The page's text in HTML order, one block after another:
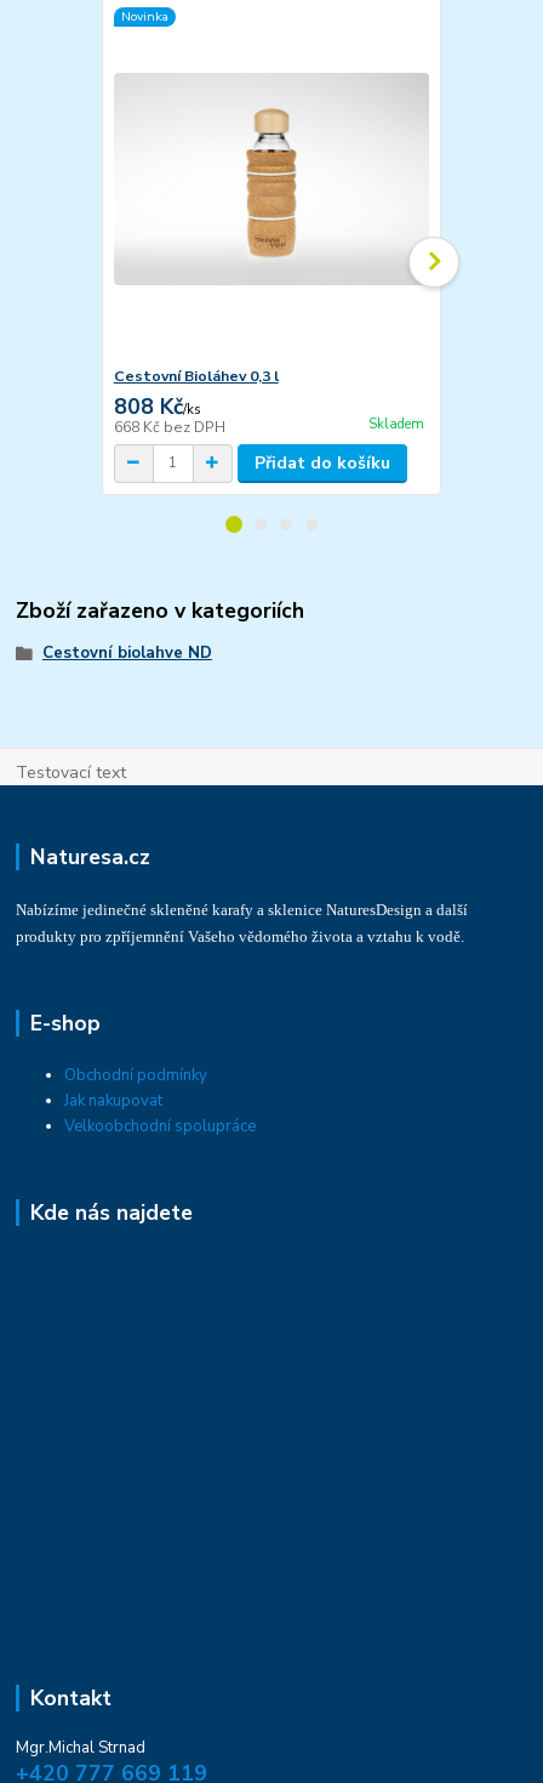
Novinka
Cestovní Bioláhev 0,3 l
808 Kč/ks
668 Kč bez DPH Skladem
Přidat do košíku
Zboží zařazeno v kategoriích
Cestovní biolahve ND
Testovací text
Naturesa.cz
Nabízíme jedinečné skleněné karafy a sklenice NaturesDesign a další
produkty pro zpříjemnění Vašeho vědomého života a vztahu k vodě.
E-shop
Obchodní podmínky
Jak nakupovat
Velkoobchodní spolupráce
Kde nás najdete
Kontakt
Mgr.Michal Strnad
+420 777 669 119